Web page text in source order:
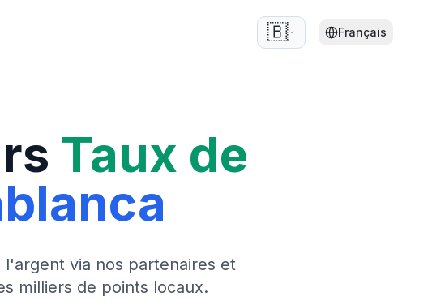
🇧🇪 Français
Taux de
via nos partenaires et
milliers de points locaux.